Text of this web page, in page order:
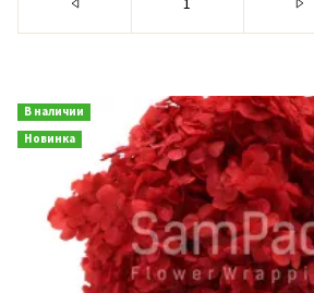
В наличии
Новинка